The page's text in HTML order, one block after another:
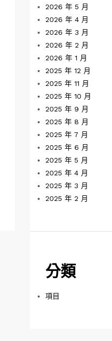
2026 年 5 月
2026 年 4 月
2026 年 3 月
2026 年 2 月
2026 年 1 月
2025 年 12 月
2025 年 11 月
2025 年 10 月
2025 年 9 月
2025 年 8 月
2025 年 7 月
2025 年 6 月
2025 年 5 月
2025 年 4 月
2025 年 3 月
2025 年 2 月
分類
項目